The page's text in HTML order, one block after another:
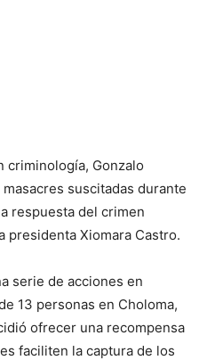
criminología, Gonzalo
suscitadas durante
respuesta del crimen
presidenta Xiomara Castro.
serie de acciones en
13 personas en Choloma,
ofrecer una recompensa
faciliten la captura de los